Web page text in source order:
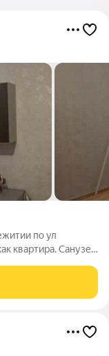
по ул
квартира. Санузел
удобная: все